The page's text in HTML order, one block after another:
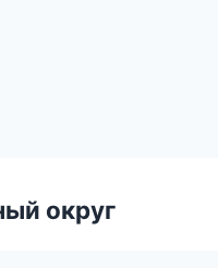
округ